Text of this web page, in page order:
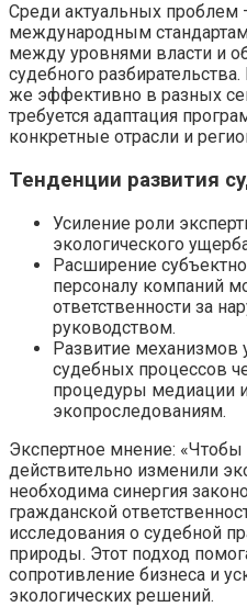
Среди актуальных проблем
международным
между уровнями власти и
судебного
же эффективно в разных
требуется адаптация
конкретные отрасли и
Тенденции развития
Усиление роли
экологического
Расширение
персоналу компаний
ответственности за
руководством.
Развитие механизмов
судебных процессов
процедуры медиации
экопроследованиям.
Экспертное мнение:
действительно изменили
необходима синергия
гражданской
исследования о судебной
природы. Этот подход
сопротивление бизнеса и
экологических решений.